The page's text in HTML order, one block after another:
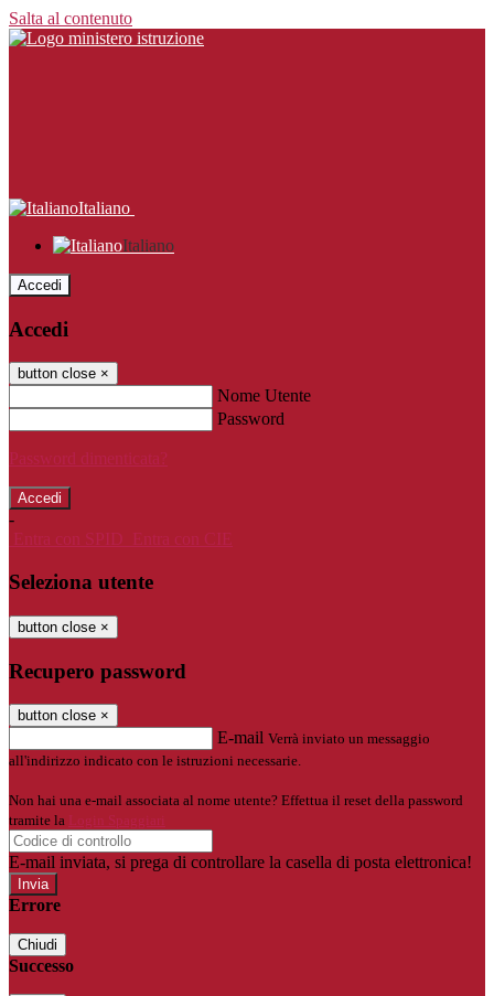
Salta al contenuto
Italiano
Italiano
Accedi
Accedi
button close ×
Nome Utente
Password
Password dimenticata?
-
Entra con SPID
Entra con CIE
Seleziona utente
button close ×
Recupero password
button close ×
E-mail Verrà inviato un messaggio
all'indirizzo indicato con le istruzioni necessarie.
Non hai una e-mail associata al nome utente? Effettua il reset della password
tramite la
Login Spaggiari
E-mail inviata, si prega di controllare la casella di posta elettronica!
Errore
Chiudi
Successo